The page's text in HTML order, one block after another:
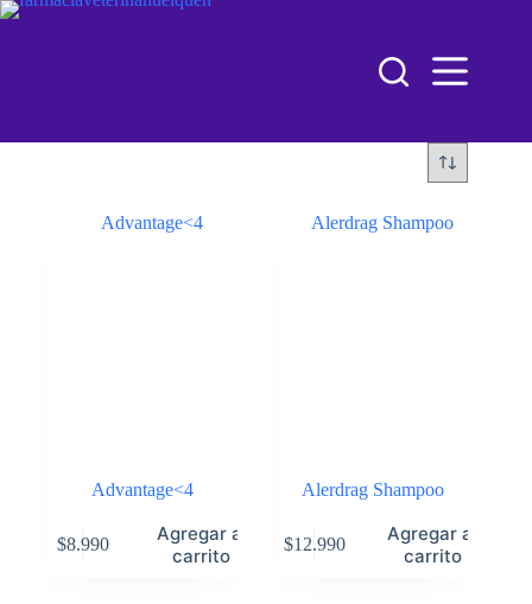
Advantage<4
$8.990
Agregar al
carrito
Alerdrag Shampoo
$12.990
Agregar al
carrito